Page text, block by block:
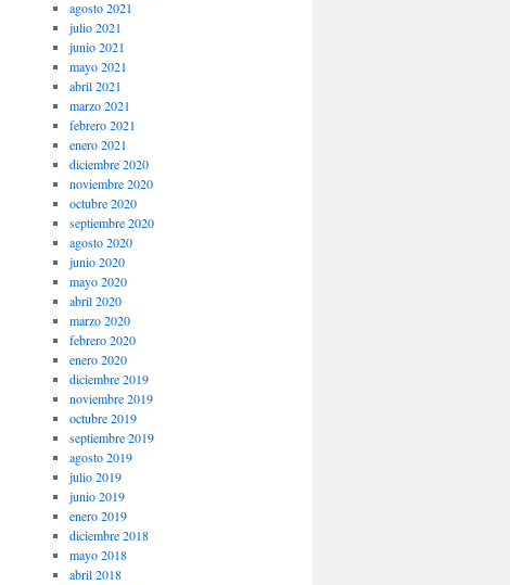
agosto 2021
julio 2021
junio 2021
mayo 2021
abril 2021
marzo 2021
febrero 2021
enero 2021
diciembre 2020
noviembre 2020
octubre 2020
septiembre 2020
agosto 2020
junio 2020
mayo 2020
abril 2020
marzo 2020
febrero 2020
enero 2020
diciembre 2019
noviembre 2019
octubre 2019
septiembre 2019
agosto 2019
julio 2019
junio 2019
enero 2019
diciembre 2018
mayo 2018
abril 2018